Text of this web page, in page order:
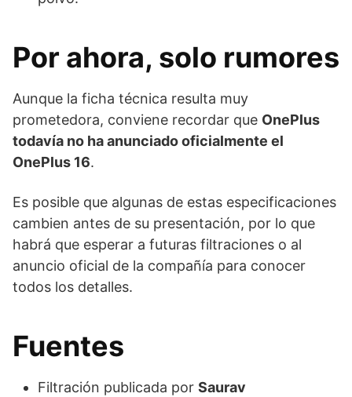
Por ahora, solo rumores
Aunque la ficha técnica resulta muy
prometedora, conviene recordar que OnePlus
todavía no ha anunciado oficialmente el
OnePlus 16.
Es posible que algunas de estas especificaciones
cambien antes de su presentación, por lo que
habrá que esperar a futuras filtraciones o al
anuncio oficial de la compañía para conocer
todos los detalles.
Fuentes
Filtración publicada por Saurav